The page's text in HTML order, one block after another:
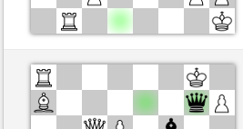
Negras
Telefunk (1631) (-13)
Blancas
Bartola (1703) (+13)
Tiempo: 5 minutes/side + 0 seconds/move